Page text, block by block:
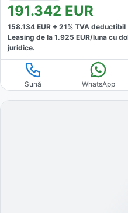
191.342 EUR
158.134 EUR + 21% TVA deductibil
Leasing de la 1.925 EUR/luna cu
juridice.
Sună WhatsApp